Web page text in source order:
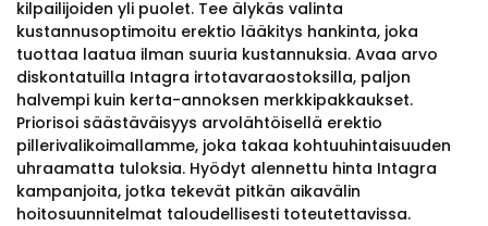
kilpailijoiden yli puolet. Tee älykäs valinta
kustannusoptimoitu erektio lääkitys hankinta, joka
tuottaa laatua ilman suuria kustannuksia. Avaa arvo
diskontatuilla Intagra irtotavaraostoksilla, paljon
halvempi kuin kerta-annoksen merkkipakkaukset.
Priorisoi säästäväisyys arvolähtöisellä erektio
pillerivalikoimallamme, joka takaa kohtuuhintaisuuden
uhraamatta tuloksia. Hyödyt alennettu hinta Intagra
kampanjoita, jotka tekevät pitkän aikavälin
hoitosuunnitelmat taloudellisesti toteutettavissa.